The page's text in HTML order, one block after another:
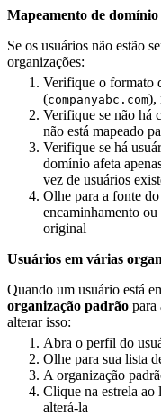
Mapeamento de
Se os usuários não estão
organizações:
Verifique o formato
(companyabc.com),
Verifique se não há
não está mapeado
Verifique se há
domínio afeta
vez de usuários
Olhe para a fonte
encaminhamento
original
Usuários em várias
Quando um usuário está
organização padrão para
alterar isso:
Abra o perfil do
Olhe para sua lista
A organização
Clique na estrela ao
alterá-la